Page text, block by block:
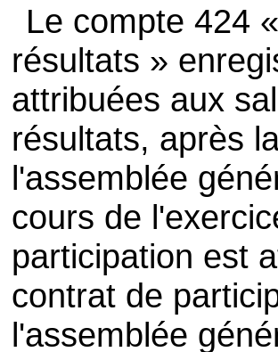
Le compte 424
résultats »
attribuées aux
résultats, après
l'assemblée
cours de
participation est
contrat de
l'assemblée